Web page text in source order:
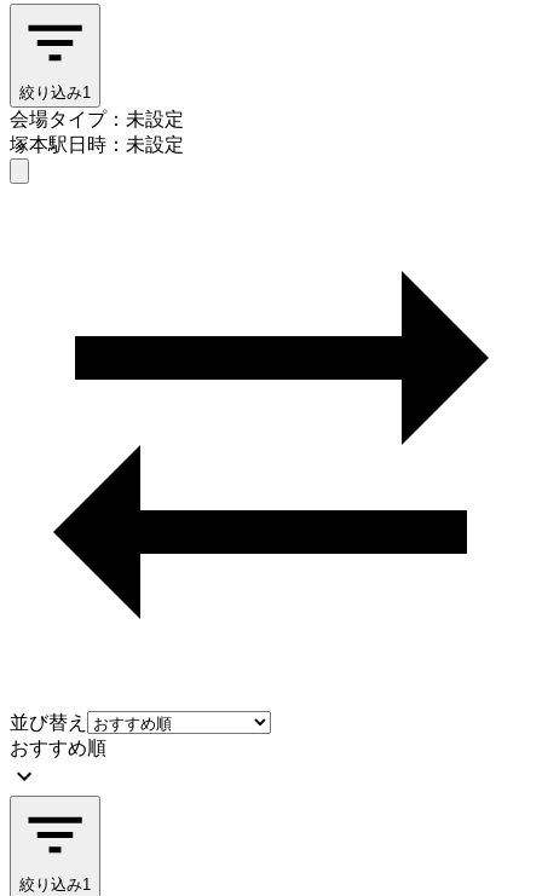
絞り込み1
会場タイプ：未設定
塚本駅日時：未設定
並び替え
おすすめ順
絞り込み1